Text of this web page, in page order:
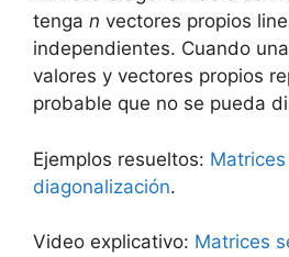
tenga n vectores propios
independientes. Cuando
valores y vectores propios
probable que no se pueda
Ejemplos resueltos:
diagonalización.
Video explicativo: Matrices